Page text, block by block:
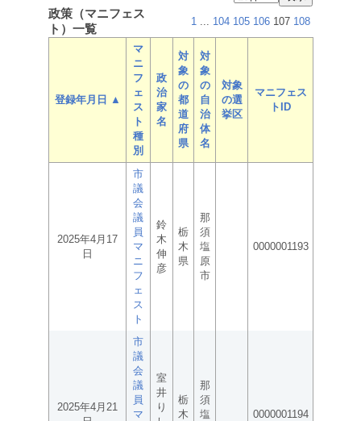
政策（マニフェス
ト）一覧
1 ... 104 105 106 107 108
登録年月日 ▲
マ
ニ
フ
ェ
ス
ト
種
別
政
治
家
名
対
象
の
都
道
府
県
対
象
の
自
治
体
名
対象
の選
挙区
マニフェス
トID
2025年4月17
日
市
議
会
議
員
マ
ニ
フ
ェ
ス
ト
鈴
木
伸
彦
栃
木
県
那
須
塩
原
市
0000001193
2025年4月21
市
議
会
議
員
マ
室
井
り
栃
木
那
須
塩
0000001194